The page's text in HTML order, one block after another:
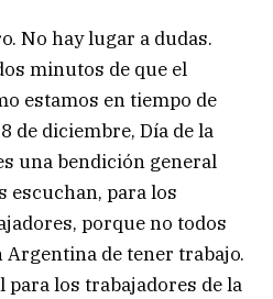
No hay lugar a dudas.
minutos de que el
estamos en tiempo de
de diciembre, Día de la
una bendición general
escuchan, para los
porque no todos
de tener trabajo.
para los trabajadores de la